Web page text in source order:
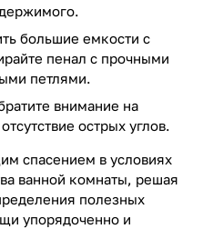
большие емкости с
пенал с прочными
петлями.
внимание на
острых углов.
спасением в условиях
ванной комнаты, решая
полезных
упорядоченно и